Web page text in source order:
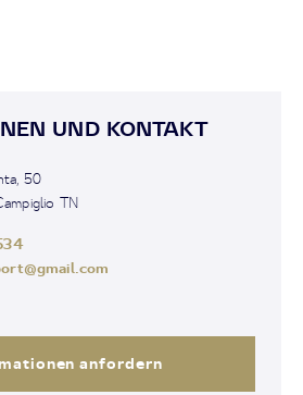
UND KONTAKT
50
TN
anfordern